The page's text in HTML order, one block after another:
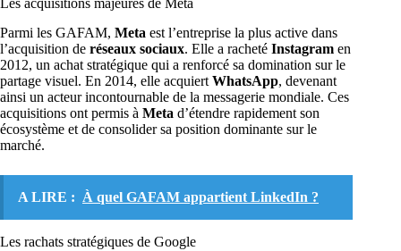
Les acquisitions majeures de Meta
Parmi les GAFAM, Meta est l’entreprise la plus active dans
l’acquisition de réseaux sociaux. Elle a racheté Instagram en
2012, un achat stratégique qui a renforcé sa domination sur le
partage visuel. En 2014, elle acquiert WhatsApp, devenant
ainsi un acteur incontournable de la messagerie mondiale. Ces
acquisitions ont permis à Meta d’étendre rapidement son
écosystème et de consolider sa position dominante sur le
marché.
A LIRE : À quel GAFAM appartient LinkedIn ?
Les rachats stratégiques de Google